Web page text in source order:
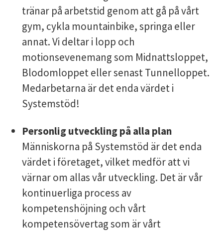
tränar på arbetstid genom att gå på vårt
gym, cykla mountainbike, springa eller
annat. Vi deltar i lopp och
motionsevenemang som Midnattsloppet,
Blodomloppet eller senast Tunnelloppet.
Medarbetarna är det enda värdet i
Systemstöd!
Personlig utveckling på alla plan
Människorna på Systemstöd är det enda
värdet i företaget, vilket medför att vi
värnar om allas vår utveckling. Det är vår
kontinuerliga process av
kompetenshöjning och vårt
kompetensövertag som är vårt